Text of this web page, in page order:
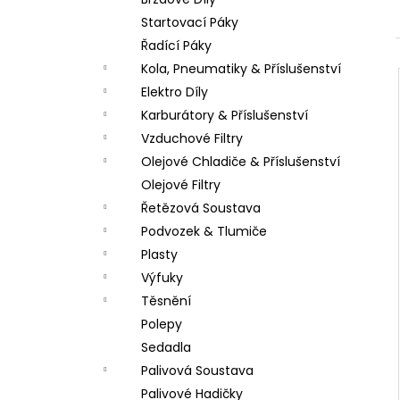
Startovací Páky
Řadící Páky
Kola, Pneumatiky & Příslušenství
Elektro Díly
Karburátory & Příslušenství
Vzduchové Filtry
Olejové Chladiče & Příslušenství
Olejové Filtry
Řetězová Soustava
Podvozek & Tlumiče
Plasty
Výfuky
Těsnění
Polepy
Sedadla
Palivová Soustava
Palivové Hadičky
PITBIKE SPOJKOVÉ LANKO 94CM, VÝSUV
6CM STOMP, DEMONX ,WPB
180 Kč